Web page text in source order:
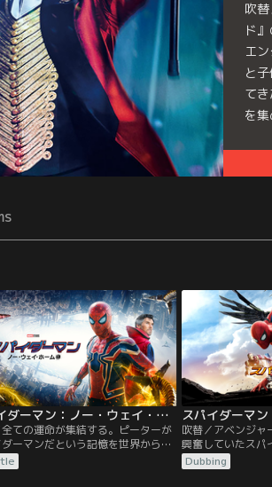
吹
ド
エ
と
て
を
スパイダーマン：ノー・ウェイ・ホーム／字幕
ての運命が集結する。ピーターが
ーマンだという記憶を世界から消
、危険な呪文を唱えたドクター・
ジ。その結果、このユニバース
吹替／アベンジャ
興奮していたスパ
パーカー。昼間は
ールライフをエン
Dubbing